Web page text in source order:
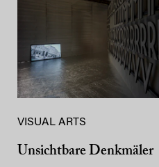
VISUAL ARTS
Unsichtbare Denkmäler